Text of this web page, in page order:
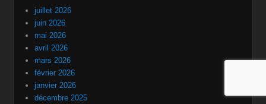
juillet 2026
juin 2026
mai 2026
avril 2026
mars 2026
février 2026
janvier 2026
décembre 2025